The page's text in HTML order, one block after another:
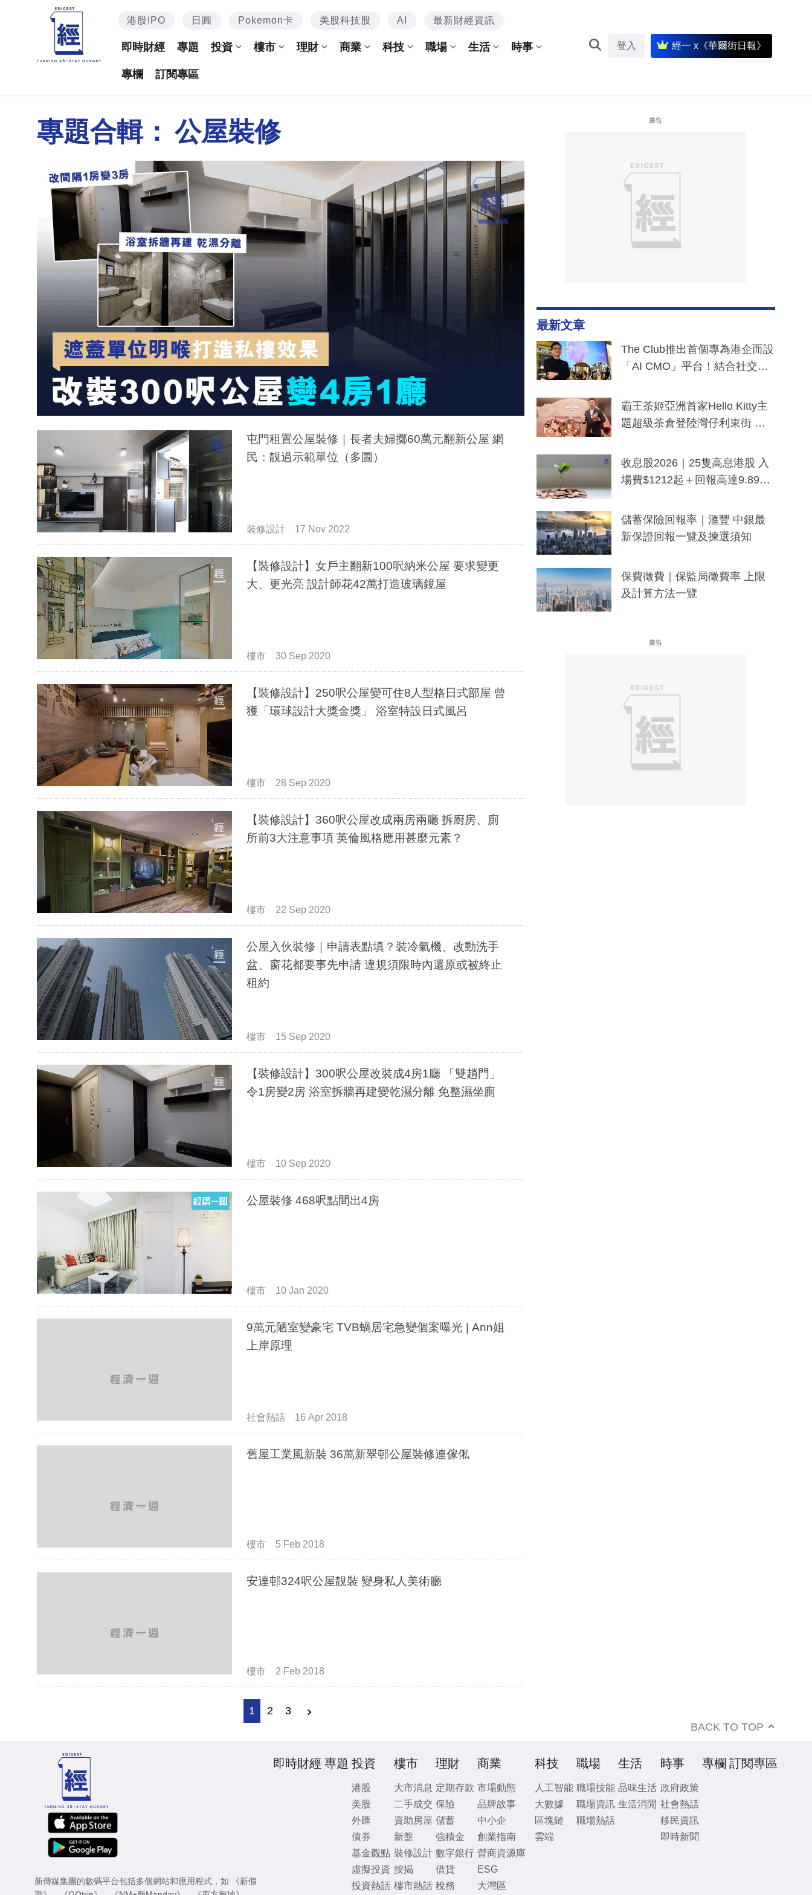
港股IPO 日圓 Pokemon卡 美股科技股 AI 最新財經資訊
即時財經 專題 投資 樓市 理財 商業 科技 職場 生活 時事
專欄 訂閱專區
登入 經一 x《華爾街日報》
專題合輯： 公屋裝修
屯門租置公屋裝修｜長者夫婦擲60萬元翻新公屋 網
民：靚過示範單位（多圖）
裝修設計 17 Nov 2022
【裝修設計】女戶主翻新100呎納米公屋 要求變更
大、更光亮 設計師花42萬打造玻璃鏡屋
樓市 30 Sep 2020
【裝修設計】250呎公屋變可住8人型格日式部屋 曾
獲「環球設計大獎金獎」 浴室特設日式風呂
樓市 28 Sep 2020
【裝修設計】360呎公屋改成兩房兩廳 拆廚房、廁
所前3大注意事項 英倫風格應用甚麼元素？
樓市 22 Sep 2020
公屋入伙裝修｜申請表點填？裝冷氣機、改動洗手
盆、窗花都要事先申請 違規須限時內還原或被終止
租約
樓市 15 Sep 2020
【裝修設計】300呎公屋改裝成4房1廳 「雙趟門」
令1房變2房 浴室拆牆再建變乾濕分離 免整濕坐廁
樓市 10 Sep 2020
公屋裝修 468呎點間出4房
樓市 10 Jan 2020
9萬元陋室變豪宅 TVB蝸居宅急變個案曝光 | Ann姐
上岸原理
社會熱話 16 Apr 2018
舊屋工業風新裝 36萬新翠邨公屋裝修連傢俬
樓市 5 Feb 2018
安達邨324呎公屋靚裝 變身私人美術廳
樓市 2 Feb 2018
1 2 3
廣告
最新文章
The Club推出首個專為港企而設
「AI CMO」平台！結合社交聆
分鐘生成「貼地」宣傳短片
霸王茶姬亞洲首家Hello Kitty主
題超級茶倉登陸灣仔利東街 推
y及香港限定特調系列
收息股2026｜25隻高息港股 入
場費$1212起＋回報高達9.89
儲蓄保險回報率｜滙豐 中銀最
新保證回報一覽及揀選須知
保費徵費｜保監局徵費率 上限
及計算方法一覽
廣告
BACK TO TOP
新傳媒集團的數碼平台包括多個網站和應用程式，如
《新假
即時財經 專題 投資
港股
美股
外匯
債券
基金觀點
虛擬投資
投資熱話
樓市
大市消息
二手成交
資助房屋
新盤
裝修設計
按揭
樓市熱話
理財
定期存款
保險
儲蓄
強積金
數字銀行
借貸
稅務
商業
市場動態
品牌故事
中小企
創業指南
營商資源庫
ESG
大灣區
科技
人工智能
大數據
區塊鏈
雲端
職場
職場技能
職場資訊
職場熱話
生活
品味生活
生活消閒
時事
政府政策
社會熱話
移民資訊
即時新聞
專欄 訂閱專區